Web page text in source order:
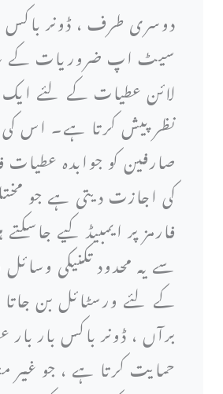
دوسری طرف ، ڈونر باکس
سیٹ اپ ضروریات کے
لائن عطیات کے لئے ایک
نظر پیش کرتا ہے۔ اس
صارفین کو جوابدہ عطیات
کی اجازت دیتی ہے جو
فارمز پر ایمبیڈ کیے
سے یہ محدود تکنیکی
کے لئے ورسٹائل بن
برآں ، ڈونر باکس بار
حمایت کرتا ہے ، جو غیر